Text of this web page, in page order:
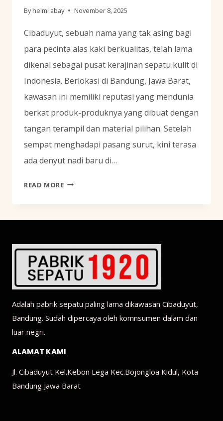
By helmi abay November 8, 2025
Cibaduyut, sebuah nama yang tak asing bagi
para pecinta alas kaki berkualitas, telah lama
dikenal sebagai pusat kerajinan sepatu kulit di
Indonesia. Berlokasi di Bandung, Jawa Barat,
kawasan ini memiliki reputasi yang mendunia
berkat produk-produknya yang dibuat dengan
tangan terampil dan material pilihan. Setelah
sempat menghadapi pasang surut, kini terasa
ada denyut nadi baru di…
READ MORECIBADUYUT
BERSINAR:
MENGAPA
TOKO
SEPATU
LEGENDARISNYA
KIAN
Adalah pabrik sepatu paling lama dikawasan Cibaduyut,
Bandung. Sudah dipercaya oleh komnsumen dalam dan
luar negri.
ALAMAT KAMI
Jl. Cibaduyut Kel.Kebon Lega Kec.Bojongloa Kidul, Kota
Bandung Jawa Barat